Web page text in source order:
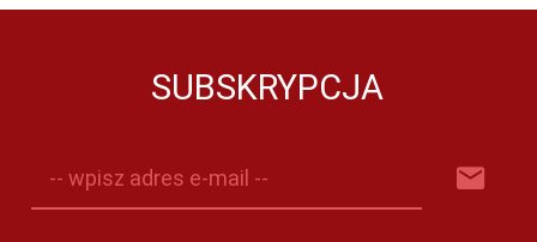
SUBSKRYPCJA
-- wpisz adres e-mail --